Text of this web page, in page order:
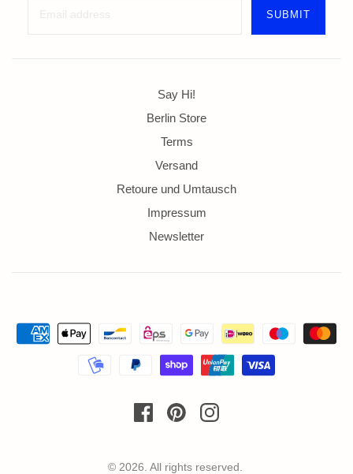
Say Hi!
Berlin Store
Terms
Versand
Retoure und Umtausch
Impressum
Newsletter
© 2026. All rights reserved.